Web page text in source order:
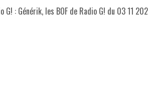
: Générik, les BOF de Radio G! du 03 11